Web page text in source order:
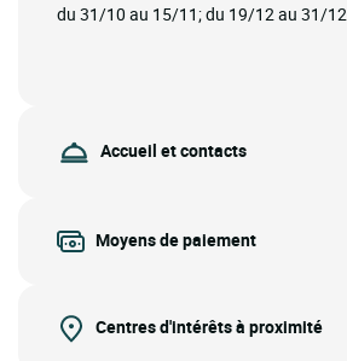
du 31/10 au 15/11; du 19/12 au 31/12
Accueil et contacts
Moyens de paiement
Centres d'intérêts à proximité